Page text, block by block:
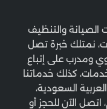
الصيانة والتنظيف
نمتلك خبرة تصل
قوي ومدرب على إتباع
كذلك خدماتنا
السعودية،
اتصل الآن للحجز أو